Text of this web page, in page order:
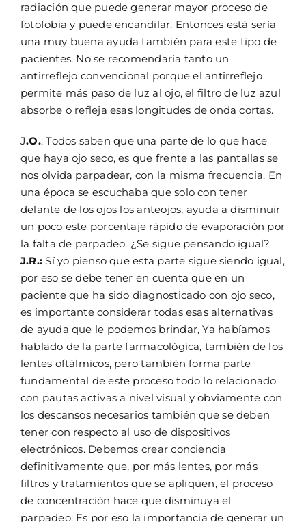
radiación que puede generar mayor proceso de
fotofobia y puede encandilar. Entonces está sería
una muy buena ayuda también para este tipo de
pacientes. No se recomendaría tanto un
antirreflejo convencional porque el antirreflejo
permite más paso de luz al ojo, el filtro de luz azul
absorbe o refleja esas longitudes de onda cortas.
J.O.: Todos saben que una parte de lo que hace
que haya ojo seco, es que frente a las pantallas se
nos olvida parpadear, con la misma frecuencia. En
una época se escuchaba que solo con tener
delante de los ojos los anteojos, ayuda a disminuir
un poco este porcentaje rápido de evaporación por
la falta de parpadeo. ¿Se sigue pensando igual?
J.R.:Sí yo pienso que esta parte sigue siendo igual,
por eso se debe tener en cuenta que en un
paciente que ha sido diagnosticado con ojo seco,
es importante considerar todas esas alternativas
de ayuda que le podemos brindar, Ya habíamos
hablado de la parte farmacológica, también de los
lentes oftálmicos, pero también forma parte
fundamental de este proceso todo lo relacionado
con pautas activas a nivel visual y obviamente con
los descansos necesarios también que se deben
tener con respecto al uso de dispositivos
electrónicos. Debemos crear conciencia
definitivamente que, por más lentes, por más
filtros y tratamientos que se apliquen, el proceso
de concentración hace que disminuya el
parpadeo: Es por eso la importancia de generar un